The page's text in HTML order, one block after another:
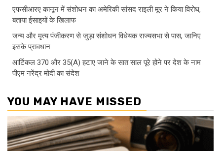
एफसीआरए कानून में संशोधन का अमेरिकी सांसद राइली मूर ने किया विरोध,
बताया ईसाइयों के खिलाफ
जन्म और मृत्य पंजीकरण से जुड़ा संशोधन विधेयक राज्यसभा से पास, जानिए
इसके प्रावधान
आर्टिकल 370 और 35(A) हटाए जाने के सात साल पूरे होने पर देश के नाम
पीएम नरेंद्र मोदी का संदेश
YOU MAY HAVE MISSED